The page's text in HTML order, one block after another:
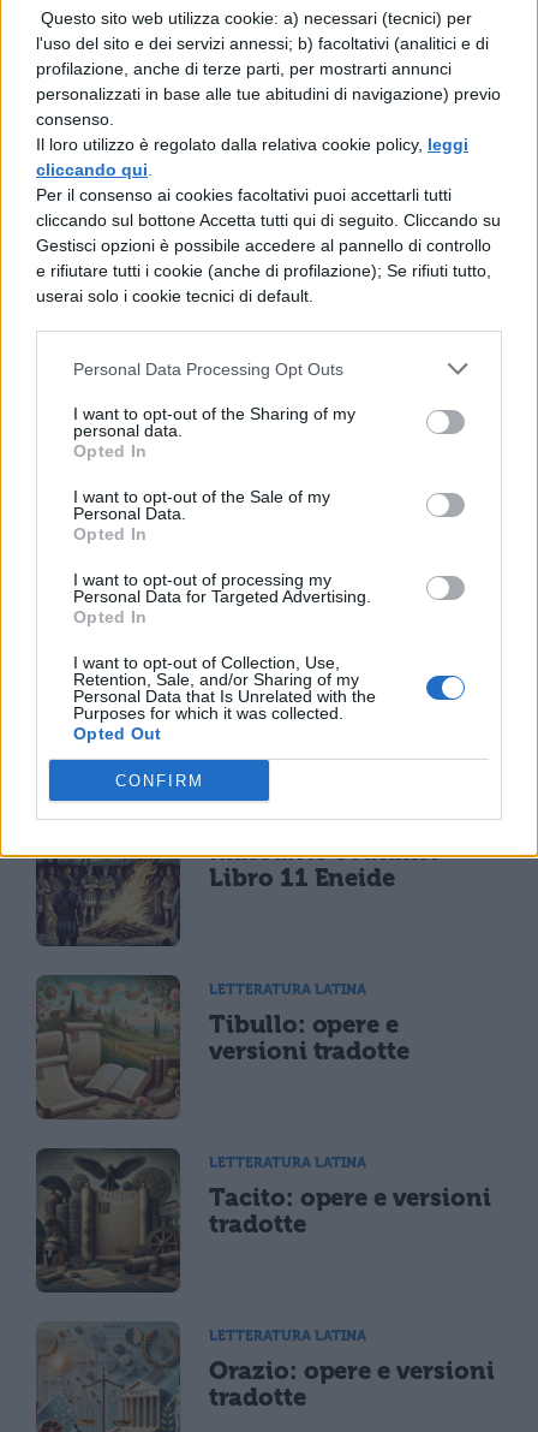
Questo sito web utilizza cookie: a) necessari (tecnici) per
l'uso del sito e dei servizi annessi; b) facoltativi (analitici e di
profilazione, anche di terze parti, per mostrarti annunci
personalizzati in base alle tue abitudini di navigazione) previo
consenso.
Il loro utilizzo è regolato dalla relativa cookie policy, leggi
cliccando qui
Per il consenso ai cookies facoltativi puoi accettarli tutti
cliccando sul bottone Accetta tutti qui di seguito. Cliccando su
Gestisci opzioni è possibile accedere al pannello di controllo
e rifiutare tutti i cookie (anche di profilazione); Se rifiuti tutto,
userai solo i cookie tecnici di default.
Personal Data Processing Opt Outs
I want to opt-out of the Sharing of my
personal data.
Opted In
I want to opt-out of the Sale of my
Personal Data.
Opted In
I want to opt-out of processing my
Personal Data for Targeted Advertising.
Opted In
I want to opt-out of Collection, Use,
Retention, Sale, and/or Sharing of my
Personal Data that Is Unrelated with the
Purposes for which it was collected.
Opted Out
CONFIRM
benevolenza e la grazia della dea. Vesta
spesso concede alle donne e alle fanciulle
di Roma la modestia e la prudenza.
Onorano la dea anche gli abitanti di Troia,
Alba Longa e Roma.
TI POTREBBE INTERESSARE
La Commedia di Plauto
Riassunto libro per
libro dell'Eneide
LETTERATURA LATINA
Riassunto e Analisi
Libro 11 Eneide
LETTERATURA LATINA
Tibullo: opere e
versioni tradotte
LETTERATURA LATINA
Tacito: opere e versioni
tradotte
LETTERATURA LATINA
Orazio: opere e versioni
tradotte